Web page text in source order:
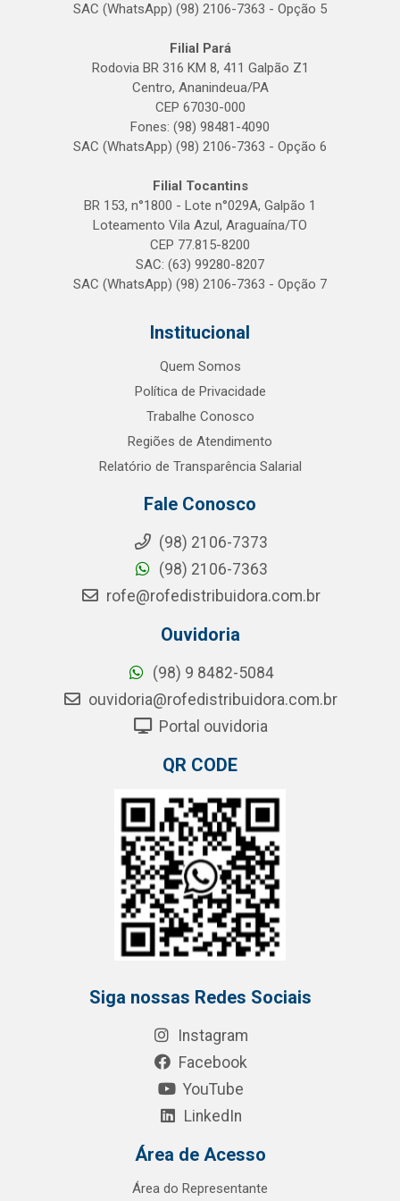
SAC (WhatsApp) (98) 2106-7363 - Opção 5
Filial Pará
Rodovia BR 316 KM 8, 411 Galpão Z1
Centro, Ananindeua/PA
CEP 67030-000
Fones: (98) 98481-4090
SAC (WhatsApp) (98) 2106-7363 - Opção 6
Filial Tocantins
BR 153, n°1800 - Lote n°029A, Galpão 1
Loteamento Vila Azul, Araguaína/TO
CEP 77.815-8200
SAC: (63) 99280-8207
SAC (WhatsApp) (98) 2106-7363 - Opção 7
Institucional
Quem Somos
Política de Privacidade
Trabalhe Conosco
Regiões de Atendimento
Relatório de Transparência Salarial
Fale Conosco
(98) 2106-7373
(98) 2106-7363
rofe@rofedistribuidora.com.br
Ouvidoria
(98) 9 8482-5084
ouvidoria@rofedistribuidora.com.br
Portal ouvidoria
QR CODE
Siga nossas Redes Sociais
Instagram
Facebook
YouTube
LinkedIn
Área de Acesso
Área do Representante